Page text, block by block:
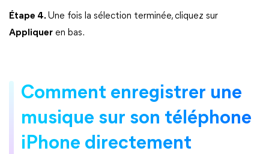
Étape 4. Une fois la sélection terminée, cliquez sur
Appliquer en bas.
Comment enregistrer une
musique sur son téléphone
iPhone directement